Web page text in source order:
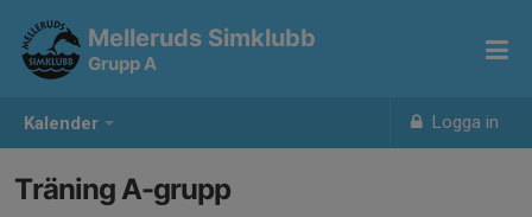
Kalender Logga in
Melleruds Simklubb
Grupp A
Träning A-grupp